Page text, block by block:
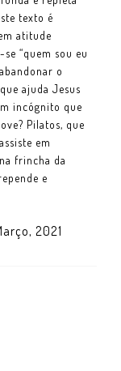
texto é
atitude
“quem sou eu
o
ajuda Jesus
incógnito que
Pilatos, que
em
frincha da
e
2021